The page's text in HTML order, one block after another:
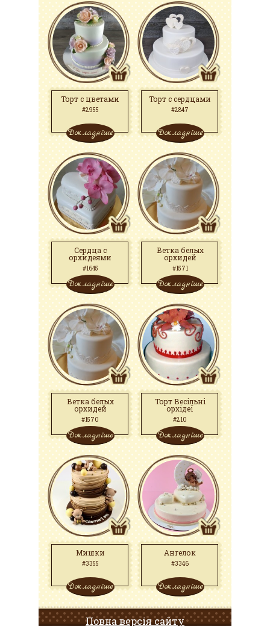
Торт с цветами
#2955
Докладніше
Торт с сердцами
#2847
Докладніше
Сердца с
орхидеями
#1645
Докладніше
Ветка белых
орхидей
#1571
Докладніше
Ветка белых
орхидей
#1570
Докладніше
Торт Весільні
орхідеї
#210
Докладніше
Мишки
#3355
Докладніше
Ангелок
#3346
Докладніше
Повна версія сайту